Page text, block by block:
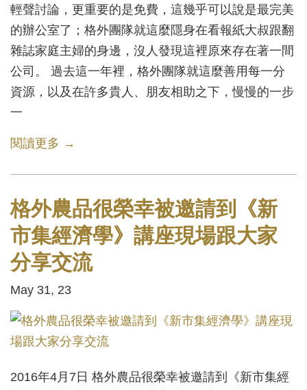
輕聲討論，更重要的是免費，這幾乎可以說是最完美
的辦公室了；格外團隊就這麼隱身在看報紙大叔跟翻
雜誌家庭主婦的身邊，沒人發現這裡原來存在著一間
公司。 過去這一年裡，格外團隊就這麼善用每一分
資源，以及在許多貴人、朋友相助之下，慢慢的一步
一
閱讀更多 →
格外農品很榮幸被邀請到《新
市集經濟學》講座現場跟大家
分享交流
May 31, 23
2016年4月7日 格外農品很榮幸被邀請到《新市集經